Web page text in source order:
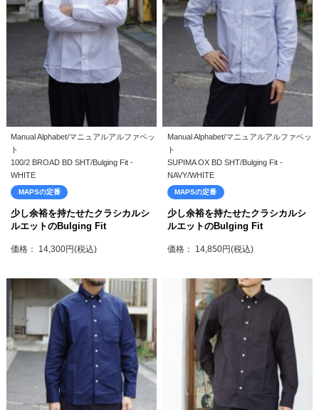
Manual Alphabet/マニュアルアルファベッ
ト
100/2 BROAD BD SHT/Bulging Fit -
WHITE
MAPSの定番
少し余裕を持たせたクラシカルシ
ルエットのBulging Fit
価格： 14,300円(税込)
Manual Alphabet/マニュアルアルファベッ
ト
SUPIMA OX BD SHT/Bulging Fit -
NAVY/WHITE
MAPSの定番
少し余裕を持たせたクラシカルシ
ルエットのBulging Fit
価格： 14,850円(税込)